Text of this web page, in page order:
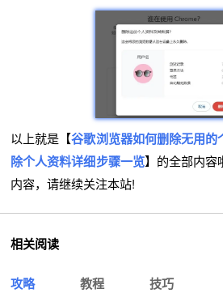
以上就是【谷歌浏览器如何删除无用
除个人资料详细步骤一览】的全部内容
内容，请继续关注本站!
相关阅读
攻略 教程 技巧